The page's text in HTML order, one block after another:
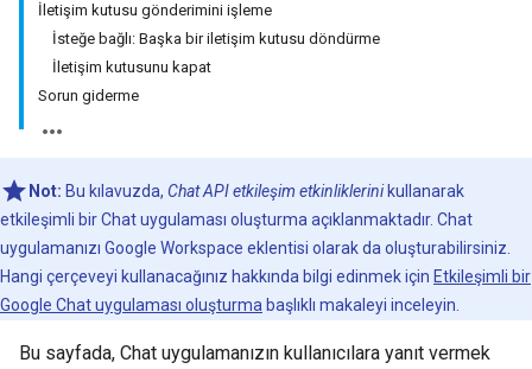
İletişim kutusu gönderimini işleme
İsteğe bağlı: Başka bir iletişim kutusu döndürme
İletişim kutusunu kapat
Sorun giderme
Not: Bu kılavuzda, Chat API etkileşim etkinliklerinikullanarak
etkileşimli bir Chat uygulaması oluşturma açıklanmaktadır. Chat
uygulamanızı Google Workspace eklentisi olarak da oluşturabilirsiniz.
Hangi çerçeveyi kullanacağınız hakkında bilgi edinmek için Etkileşimli bir
Google Chat uygulaması oluşturma başlıklı makaleyi inceleyin.
Bu sayfada, Chat uygulamanızın kullanıcılara yanıt vermek